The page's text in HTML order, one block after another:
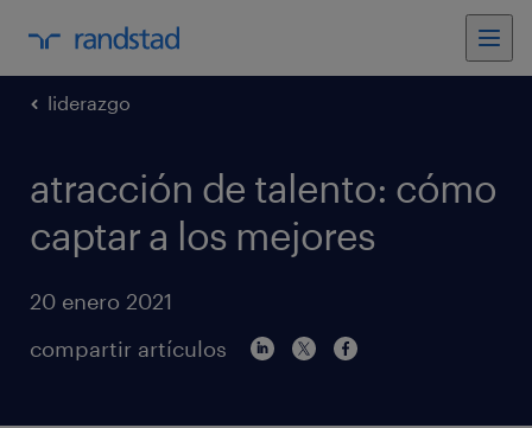
liderazgo
atracción de talento: cómo
captar a los mejores
20 enero 2021
compartir artículos